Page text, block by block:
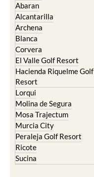
Abaran
Alcantarilla
Archena
Blanca
Corvera
El Valle Golf Resort
Hacienda Riquelme Golf
Resort
Lorqui
Molina de Segura
Mosa Trajectum
Murcia City
Peraleja Golf Resort
Ricote
Sucina